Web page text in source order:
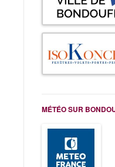
MÉTÉO SUR